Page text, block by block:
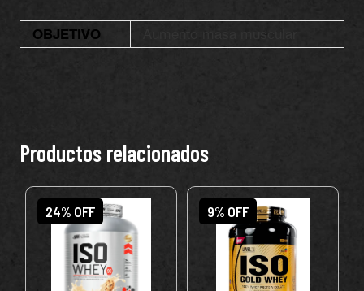
OBJETIVO Aumento masa muscular
Productos relacionados
24% OFF 9% OFF